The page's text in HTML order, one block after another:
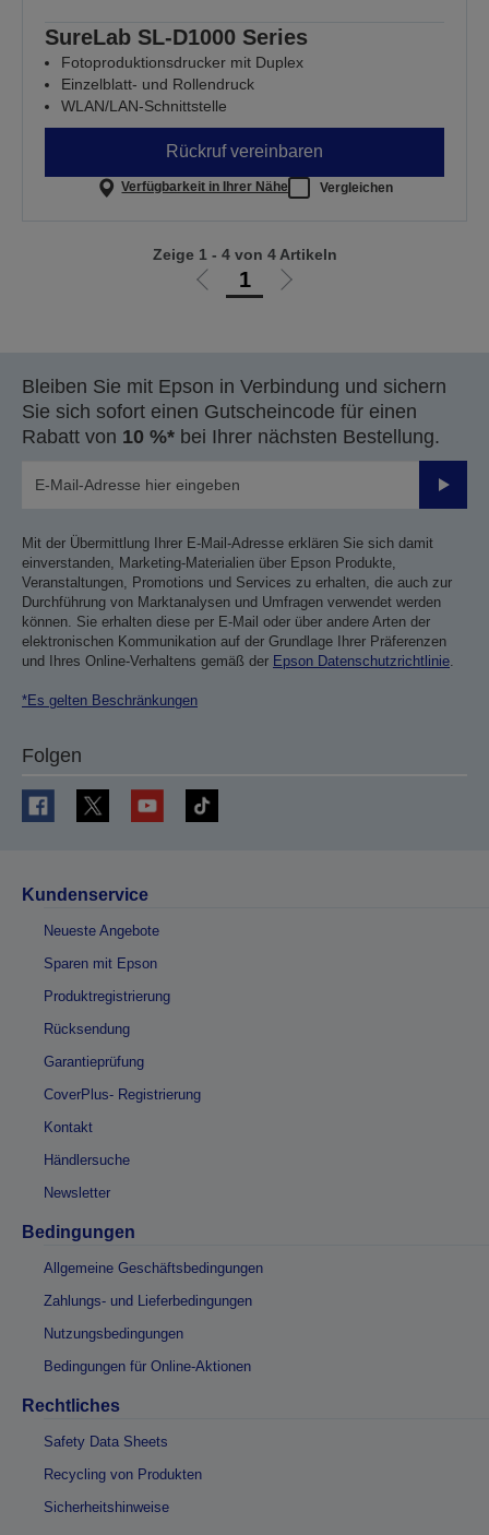
SureLab SL-D1000 Series
Fotoproduktionsdrucker mit Duplex
Einzelblatt- und Rollendruck
WLAN/LAN-Schnittstelle
Rückruf vereinbaren
Verfügbarkeit in Ihrer Nähe Vergleichen
Zur
1
Zur
Zeige 1 - 4 von 4 Artikeln
Bleiben Sie mit Epson in Verbindung und sichern
Sie sich sofort einen Gutscheincode für einen
Rabatt von 10 %* bei Ihrer nächsten Bestellung.
Mit der Übermittlung Ihrer E-Mail-Adresse erklären Sie sich damit
einverstanden, Marketing-Materialien über Epson Produkte,
Veranstaltungen, Promotions und Services zu erhalten, die auch zur
Durchführung von Marktanalysen und Umfragen verwendet werden
können. Sie erhalten diese per E-Mail oder über andere Arten der
elektronischen Kommunikation auf der Grundlage Ihrer Präferenzen
und Ihres Online-Verhaltens gemäß der Epson Datenschutzrichtlinie
*Es gelten Beschränkungen
Folgen
Kundenservice
Neueste Angebote
Sparen mit Epson
Produktregistrierung
Rücksendung
Garantieprüfung
CoverPlus- Registrierung
Kontakt
Händlersuche
Newsletter
Bedingungen
Allgemeine Geschäftsbedingungen
Zahlungs- und Lieferbedingungen
Nutzungsbedingungen
Bedingungen für Online-Aktionen
Rechtliches
Safety Data Sheets
Recycling von Produkten
Sicherheitshinweise